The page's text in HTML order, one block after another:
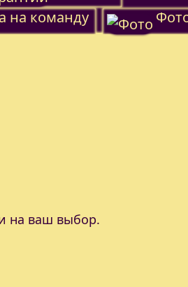
на команду
на ваш выбор.